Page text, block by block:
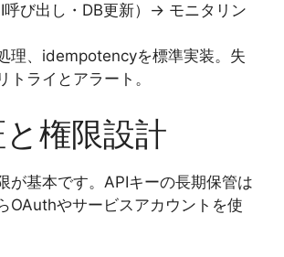
呼び出し・DB更新）→ モニタリン
理、idempotencyを標準実装。失
トライとアラート。
権限設計
が基本です。APIキーの長期保管は
OAuthやサービスアカウントを使